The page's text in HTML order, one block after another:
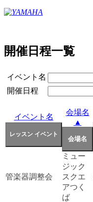
開催日程一覧
イベント名
開催日程
イベント名
会場名
▲
管楽器調整会
ミュー
ジック
スクエ
アつく
ば